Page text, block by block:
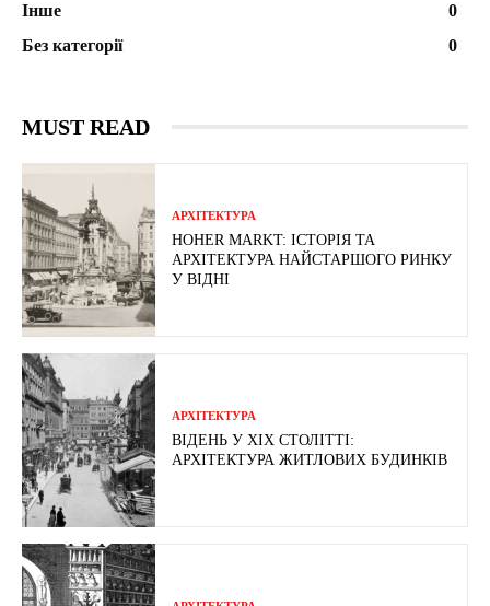
Інше
0
Без категорії
0
MUST READ
АРХІТЕКТУРА
HOHER MARKT: ІСТОРІЯ ТА
АРХІТЕКТУРА НАЙСТАРШОГО РИНКУ
У ВІДНІ
АРХІТЕКТУРА
ВІДЕНЬ У ХІХ СТОЛІТТІ:
АРХІТЕКТУРА ЖИТЛОВИХ БУДИНКІВ